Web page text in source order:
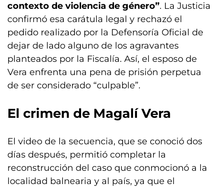
contexto de violencia de género”. La Justicia
confirmó esa carátula legal y rechazó el
pedido realizado por la Defensoría Oficial de
dejar de lado alguno de los agravantes
planteados por la Fiscalía. Así, el esposo de
Vera enfrenta una pena de prisión perpetua
de ser considerado “culpable”.
El crimen de Magalí Vera
El video de la secuencia, que se conoció dos
días después, permitió completar la
reconstrucción del caso que conmocionó a la
localidad balnearia y al país, ya que el